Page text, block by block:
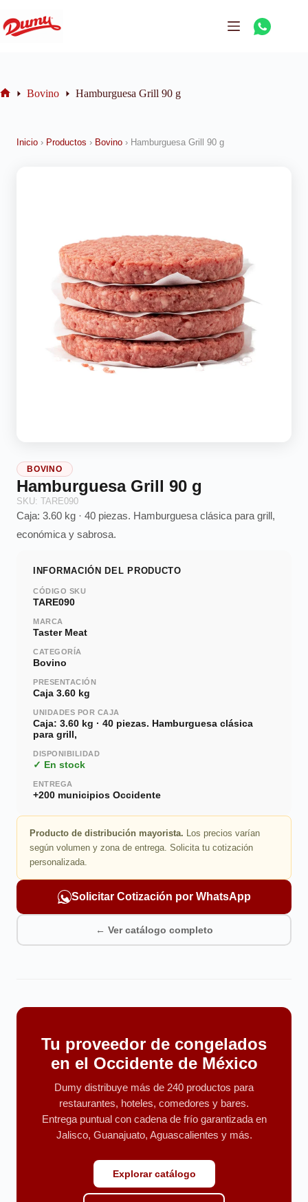
Bovino Hamburguesa Grill 90 g
Inicio › Productos › Bovino › Hamburguesa Grill 90 g
BOVINO
Hamburguesa Grill 90 g
SKU: TARE090
Caja: 3.60 kg · 40 piezas. Hamburguesa clásica para grill,
económica y sabrosa.
INFORMACIÓN DEL PRODUCTO
CÓDIGO SKU
TARE090
MARCA
Taster Meat
CATEGORÍA
Bovino
PRESENTACIÓN
Caja 3.60 kg
UNIDADES POR CAJA
Caja: 3.60 kg · 40 piezas. Hamburguesa clásica
para grill,
DISPONIBILIDAD
✓ En stock
ENTREGA
+200 municipios Occidente
Producto de distribución mayorista. Los precios varían
según volumen y zona de entrega. Solicita tu cotización
personalizada.
Solicitar Cotización por WhatsApp
← Ver catálogo completo
Tu proveedor de congelados
en el Occidente de México
Dumy distribuye más de 240 productos para
restaurantes, hoteles, comedores y bares.
Entrega puntual con cadena de frío garantizada en
Jalisco, Guanajuato, Aguascalientes y más.
Explorar catálogo